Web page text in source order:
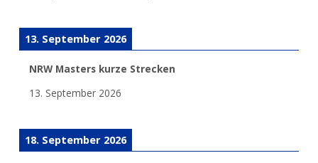
13. September 2026
NRW Masters kurze Strecken
13. September 2026
18. September 2026